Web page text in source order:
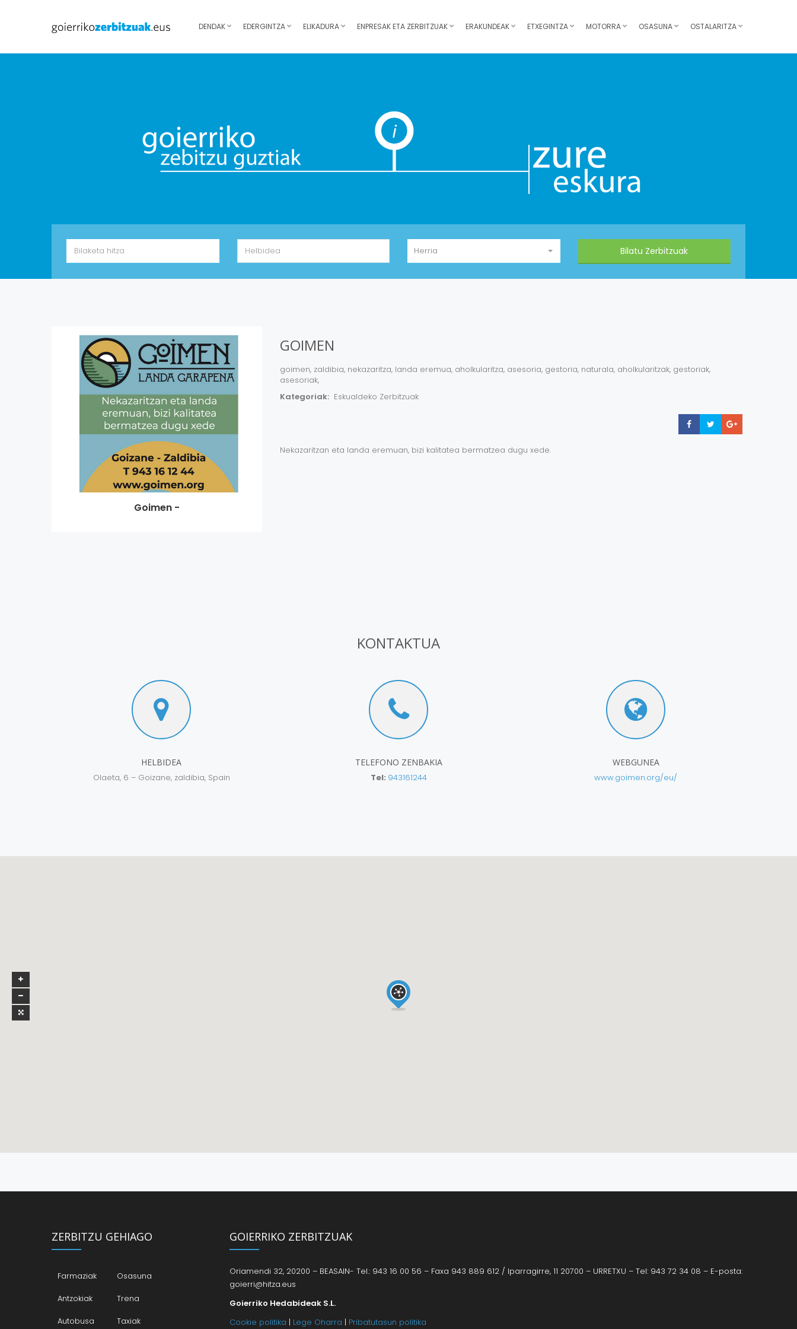
DENDAK EDERGINTZA ELIKADURA ENPRESAK ETA ZERBITZUAK ERAKUNDEAK ETXEGINTZA MOTORRA OSASUNA OSTALARITZA
Herria
Goimen -
GOIMEN
goimen, zaldibia, nekazaritza, landa eremua, aholkularitza, asesoria, gestoria, naturala, aholkularitzak, gestoriak,
asesoriak,
Kategoriak: Eskualdeko Zerbitzuak
ShareShare
Nekazaritzan eta landa eremuan, bizi kalitatea bermatzea dugu xede.
KONTAKTUA
HELBIDEA
Olaeta, 6 – Goizane, zaldibia, Spain
TELEFONO ZENBAKIA
Tel: 943161244
WEBGUNEA
www.goimen.org/eu/
ZERBITZU GEHIAGO
Farmaziak
Osasuna
Antzokiak
Trena
Autobusa
Taxiak
GOIERRIKO ZERBITZUAK
Oriamendi 32, 20200 – BEASAIN- Tel.: 943 16 00 56 – Faxa 943 889 612 / Iparragirre, 11 20700 – URRETXU – Tel: 943 72 34 08 – E-posta:
goierri@hitza.eus
Goierriko Hedabideak S.L.
Cookie politika | Lege Oharra | Pribatutasun politika